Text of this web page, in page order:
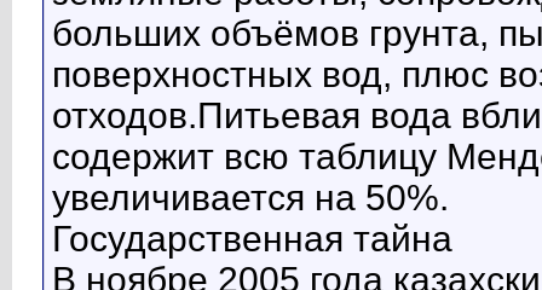
больших объёмов грунта,
поверхностных вод, плюс
отходов.Питьевая вода
содержит всю таблицу
увеличивается на 50%.
Государственная тайна
В ноябре 2005 года